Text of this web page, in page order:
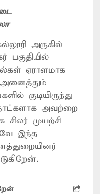
அருகில்
ஏராளமாக
அனைத்தும்
குடியிருந்து
அவற்றை
சிலர் முயற்சி
இந்த